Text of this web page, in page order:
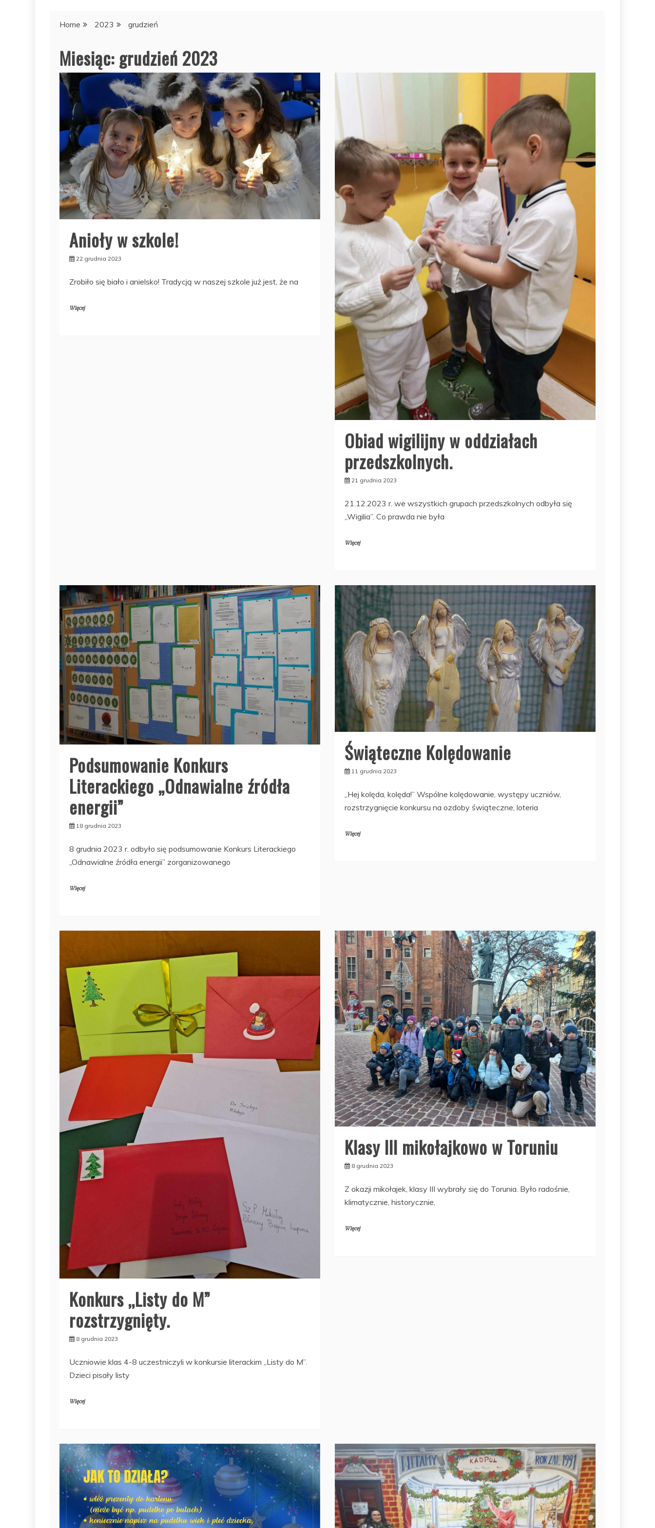
Home 2023 grudzień
Miesiąc: grudzień 2023
Anioły w szkole!
22 grudnia 2023
Zrobiło się biało i anielsko! Tradycją w naszej szkole już jest, że na
Więcej
Obiad wigilijny w oddziałach
przedszkolnych.
21 grudnia 2023
21.12.2023 r. we wszystkich grupach przedszkolnych odbyła się
,,Wigilia”. Co prawda nie była
Więcej
Podsumowanie Konkurs
Literackiego „Odnawialne źródła
energii”
18 grudnia 2023
8 grudnia 2023 r. odbyło się podsumowanie Konkurs Literackiego
„Odnawialne źródła energii” zorganizowanego
Więcej
Świąteczne Kolędowanie
11 grudnia 2023
„Hej kolęda, kolęda!” Wspólne kolędowanie, występy uczniów,
rozstrzygnięcie konkursu na ozdoby świąteczne, loteria
Więcej
Konkurs ,,Listy do M”
rozstrzygnięty.
8 grudnia 2023
Uczniowie klas 4-8 uczestniczyli w konkursie literackim ,,Listy do M”.
Dzieci pisały listy
Więcej
Klasy III mikołajkowo w Toruniu
8 grudnia 2023
Z okazji mikołajek, klasy III wybrały się do Torunia. Było radośnie,
klimatycznie, historycznie,
Więcej